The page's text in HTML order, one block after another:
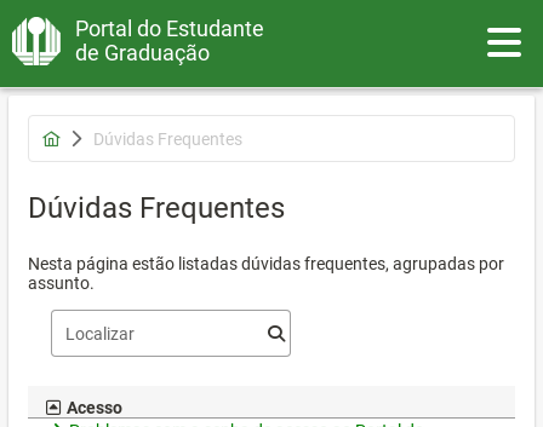
Portal do Estudante
de Graduação
Dúvidas Frequentes
Dúvidas Frequentes
Nesta página estão listadas dúvidas frequentes, agrupadas por
assunto.
Acesso